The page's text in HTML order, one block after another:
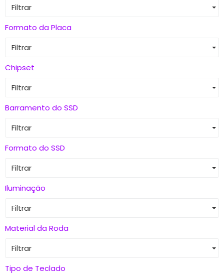
Filtrar
Formato da Placa
Filtrar
Chipset
Filtrar
Barramento do SSD
Filtrar
Formato do SSD
Filtrar
Iluminação
Filtrar
Material da Roda
Filtrar
Tipo de Teclado